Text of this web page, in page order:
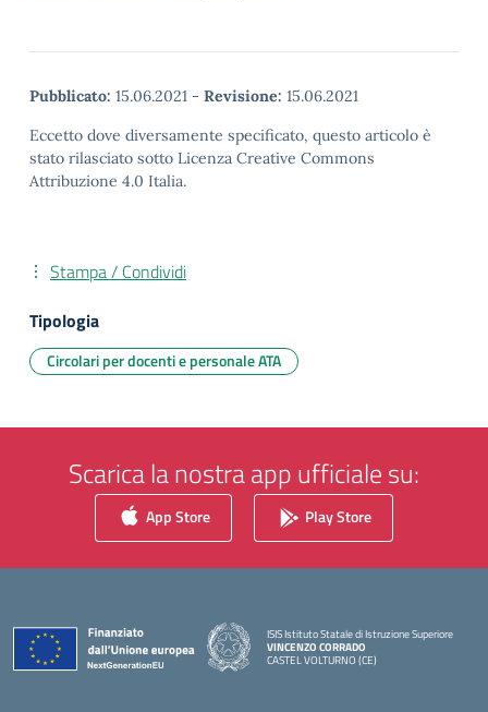
Pubblicato: 15.06.2021 - Revisione: 15.06.2021
Eccetto dove diversamente specificato, questo articolo è
stato rilasciato sotto Licenza Creative Commons
Attribuzione 4.0 Italia.
Stampa / Condividi
Tipologia
Circolari per docenti e personale ATA
Scarica la nostra app ufficiale su:
App Store Play Store
ISIS Istituto Statale di Istruzione Superiore
VINCENZO CORRADO
CASTEL VOLTURNO (CE)